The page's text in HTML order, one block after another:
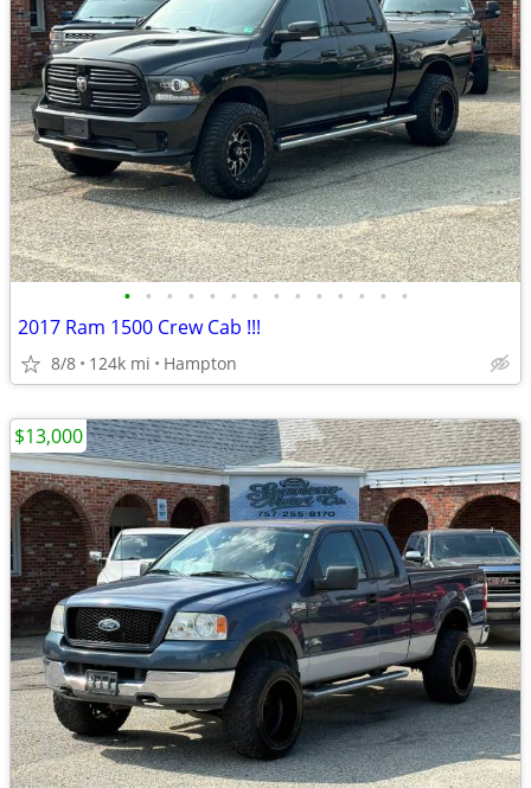
• • • • • • • • • • • • • •
2017 Ram 1500 Crew Cab !!!
8/8 124k mi Hampton
$13,000